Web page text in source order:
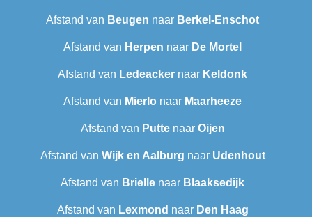
Afstand van Beugen naar Berkel-Enschot
Afstand van Herpen naar De Mortel
Afstand van Ledeacker naar Keldonk
Afstand van Mierlo naar Maarheeze
Afstand van Puttenaar Oijen
Afstand van Wijk en Aalburg naar Udenhout
Afstand van Brielle naar Blaaksedijk
Afstand van Lexmond naar Den Haag